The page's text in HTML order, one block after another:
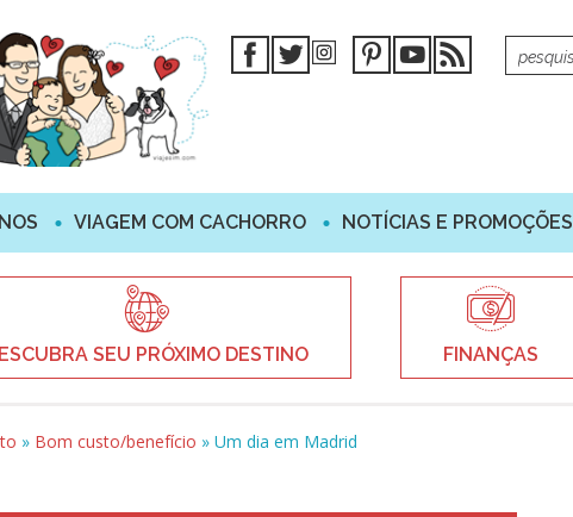
VIAGEM COM CACHORRO NOTÍCIAS E PROMOÇÕES
SEU PRÓXIMO DESTINO FINANÇAS
» Bom custo/benefício » Um dia em Madrid